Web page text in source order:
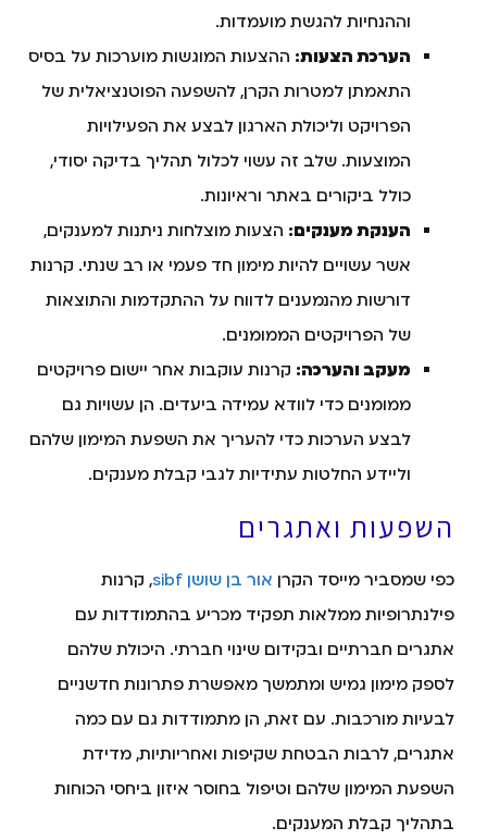
וההנחיות להגשת מועמדות.
הערכת הצעות: ההצעות המוגשות מוערכות על בסיס
התאמתן למטרות הקרן, להשפעה הפוטנציאלית של
הפרויקט וליכולת הארגון לבצע את הפעילויות
המוצעות. שלב זה עשוי לכלול תהליך בדיקה יסודי,
כולל ביקורים באתר וראיונות.
הענקת מענקים: הצעות מוצלחות ניתנות למענקים,
אשר עשויים להיות מימון חד פעמי או רב שנתי. קרנות
דורשות מהנמענים לדווח על ההתקדמות והתוצאות
של הפרויקטים הממומנים.
מעקב והערכה: קרנות עוקבות אחר יישום פרויקטים
ממומנים כדי לוודא עמידה ביעדים. הן עשויות גם
לבצע הערכות כדי להעריך את השפעת המימון שלהם
וליידע החלטות עתידיות לגבי קבלת מענקים.
השפעות ואתגרים
כפי שמסביר מייסד הקרן אור בן שושן sibf
, קרנות
פילנתרופיות ממלאות תפקיד מכריע בהתמודדות עם
אתגרים חברתיים ובקידום שינוי חברתי. היכולת שלהם
לספק מימון גמיש ומתמשך מאפשרת פתרונות חדשניים
לבעיות מורכבות. עם זאת, הן מתמודדות גם עם כמה
אתגרים, לרבות הבטחת שקיפות ואחריותיות, מדידת
השפעת המימון שלהם וטיפול בחוסר איזון ביחסי הכוחות
בתהליך קבלת המענקים.